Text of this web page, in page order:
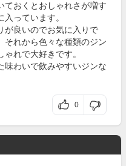
ておくとおしゃれさが増す
っています。
が良いのでお気に入りで
それから色々な種類のジン
れで大好きです。
味わいで飲みやすいジンな
0